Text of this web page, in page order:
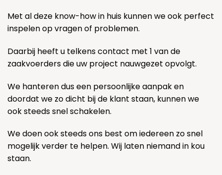
Met al deze know-how in huis kunnen we ook perfect
inspelen op vragen of problemen.
Daarbij heeft u telkens contact met 1 van de
zaakvoerders die uw project nauwgezet opvolgt.
We hanteren dus een persoonlijke aanpak en
doordat we zo dicht bij de klant staan, kunnen we
ook steeds snel schakelen.
We doen ook steeds ons best om iedereen zo snel
mogelijk verder te helpen. Wij laten niemand in kou
staan.